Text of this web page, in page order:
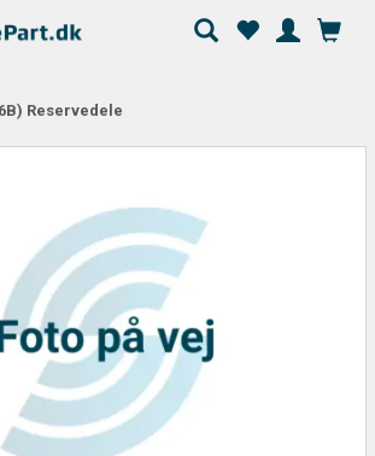
Reservedele